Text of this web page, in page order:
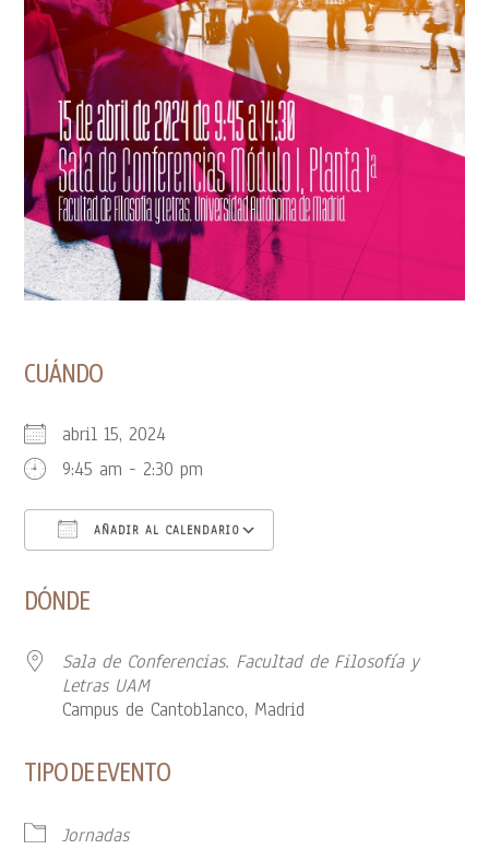
CUÁNDO
abril 15, 2024
9:45 am - 2:30 pm
AÑADIR AL CALENDARIO
DÓNDE
Sala de Conferencias. Facultad de Filosofía y
Letras UAM
Campus de Cantoblanco, Madrid
TIPO DE EVENTO
Jornadas